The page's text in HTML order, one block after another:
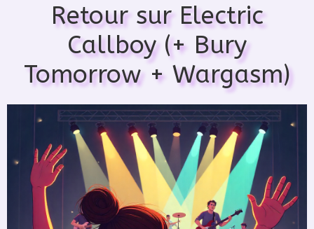
Retour sur Electric
Callboy (+ Bury
Tomorrow + Wargasm)